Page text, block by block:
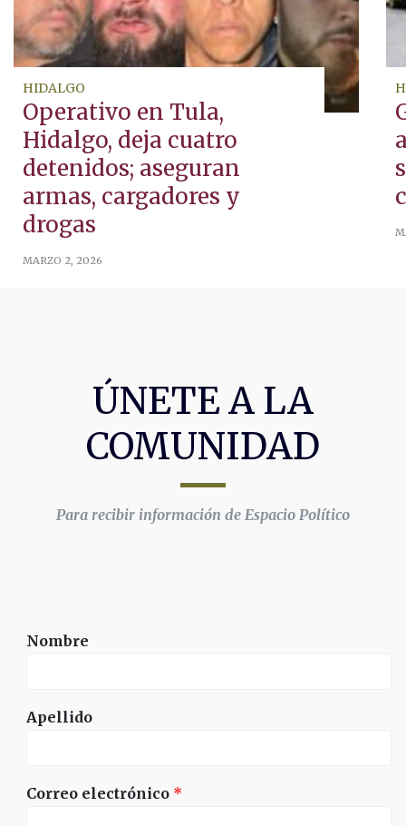
HIDALGO
Operativo en Tula,
Hidalgo, deja cuatro
detenidos; aseguran
armas, cargadores y
drogas
MARZO 2, 2026
ÚNETE A LA
COMUNIDAD
Para recibir información de Espacio Político
Nombre
Apellido
Correo electrónico *